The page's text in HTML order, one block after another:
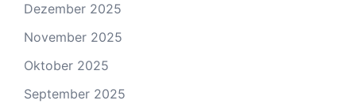
Dezember 2025
November 2025
Oktober 2025
September 2025